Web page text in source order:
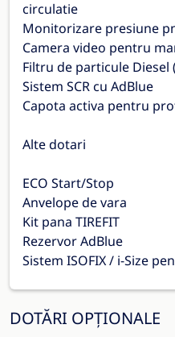
circulatie
Monitorizare presiune
Camera video pentru
Filtru de particule Diesel
Sistem SCR cu AdBlue
Capota activa pentru
Alte dotari
ECO Start/Stop
Anvelope de vara
Kit pana TIREFIT
Rezervor AdBlue
Sistem ISOFIX / i-Size
DOTĂRI OPȚIONALE